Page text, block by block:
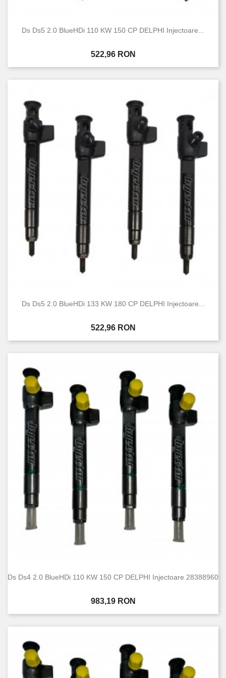
Ds Ds5 2.0 BlueHDi 110 KW 150 CP DELPHI Injectoare...
Pret
522,96 RON
Ds Ds5 2.0 BlueHDi 133 KW 180 CP DELPHI Injectoare...
Pret
522,96 RON
Ds Ds4 2.0 BlueHDi 110 KW 150 CP DELPHI Injectoare 28388960
Pret
983,19 RON